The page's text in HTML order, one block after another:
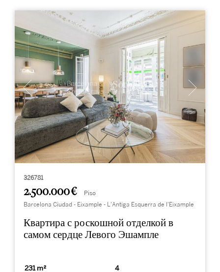
326781
2.500.000 € Piso
Barcelona Ciudad - Eixample - L'Antiga Esquerra de l'Eixample
Квартира с роскошной отделкой в
самом сердце Левого Эшампле
231 m² 4